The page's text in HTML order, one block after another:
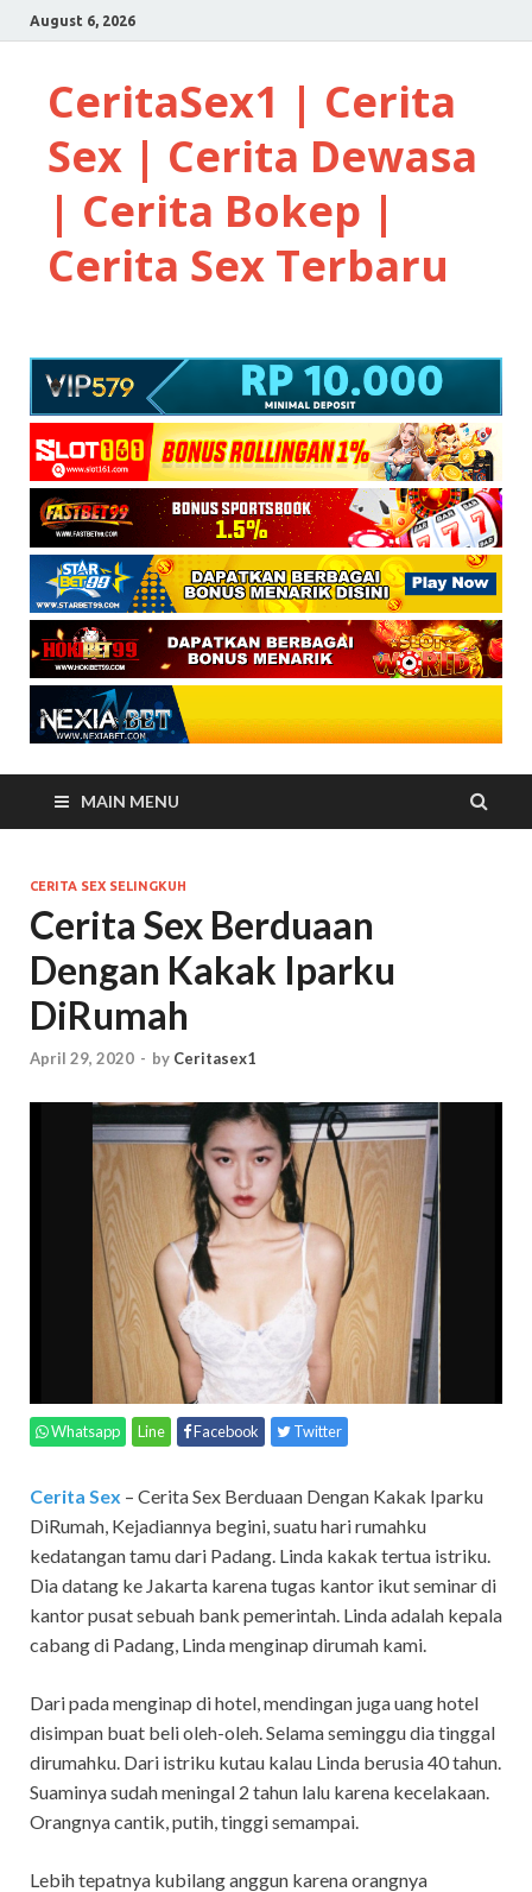
August 6, 2026
CeritaSex1 | Cerita
Sex | Cerita Dewasa
| Cerita Bokep |
Cerita Sex Terbaru
MAIN MENU
CERITA SEX SELINGKUH
Cerita Sex Berduaan
Dengan Kakak Iparku
DiRumah
April 29, 2020 - by Ceritasex1
Whatsapp Line Facebook Twitter
Cerita Sex – Cerita Sex Berduaan Dengan Kakak Iparku
DiRumah, Kejadiannya begini, suatu hari rumahku
kedatangan tamu dari Padang. Linda kakak tertua istriku.
Dia datang ke Jakarta karena tugas kantor ikut seminar di
kantor pusat sebuah bank pemerintah. Linda adalah kepala
cabang di Padang, Linda menginap dirumah kami.
Dari pada menginap di hotel, mendingan juga uang hotel
disimpan buat beli oleh-oleh. Selama seminggu dia tinggal
dirumahku. Dari istriku kutau kalau Linda berusia 40 tahun.
Suaminya sudah meningal 2 tahun lalu karena kecelakaan.
Orangnya cantik, putih, tinggi semampai.
Lebih tepatnya kubilang anggun karena orangnya